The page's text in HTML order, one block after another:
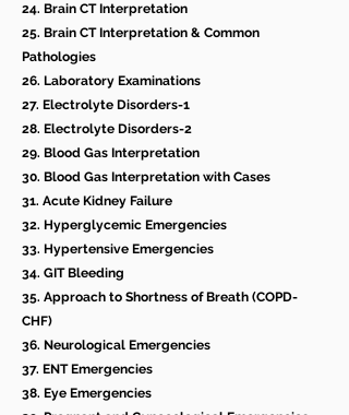
24. Brain CT Interpretation
25. Brain CT Interpretation & Common
Pathologies
26. Laboratory Examinations
27. Electrolyte Disorders-1
28. Electrolyte Disorders-2
29. Blood Gas Interpretation
30. Blood Gas Interpretation with Cases
31. Acute Kidney Failure
32. Hyperglycemic Emergencies
33. Hypertensive Emergencies
34. GIT Bleeding
35. Approach to Shortness of Breath (COPD-
CHF)
36. Neurological Emergencies
37. ENT Emergencies
38. Eye Emergencies